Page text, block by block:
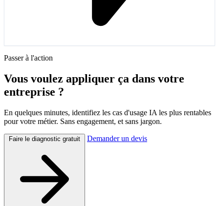
Passer à l'action
Vous voulez appliquer ça dans votre
entreprise ?
En quelques minutes, identifiez les cas d'usage IA les plus rentables
pour votre métier. Sans engagement, et sans jargon.
Faire le diagnostic gratuit Demander un devis